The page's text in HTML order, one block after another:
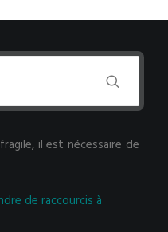
il est nécessaire de
de raccourcis à